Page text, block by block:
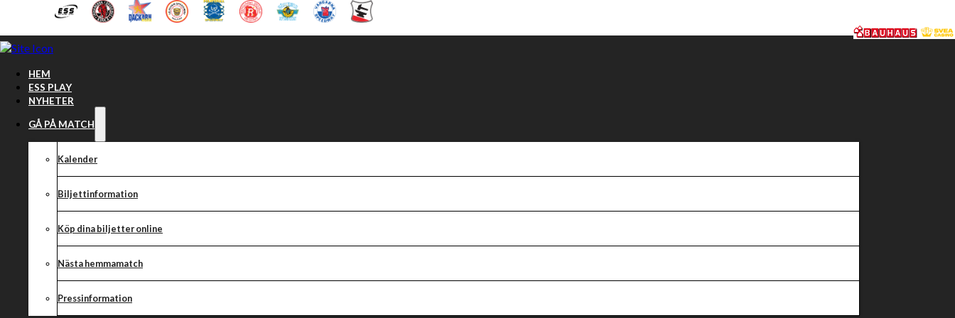
Hoppa till huvudinnehåll Hoppa till sidfot
HEM
ESS PLAY
NYHETER
GÅ PÅ MATCH
Kalender
Biljettinformation
Köp dina biljetter online
Nästa hemmamatch
Pressinformation
VÄSTERVIK SPEEDWAY vs